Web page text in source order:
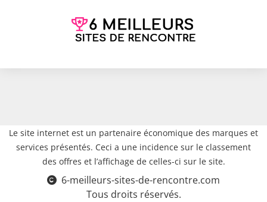
Le site internet est un partenaire économique des marques et
services présentés. Ceci a une incidence sur le classement
des offres et l’affichage de celles-ci sur le site.
6-meilleurs-sites-de-rencontre.com
Tous droits réservés.